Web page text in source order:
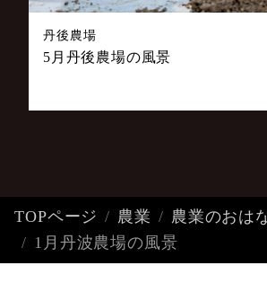
丹後農場
5月丹後農場の風景
TOPページ 農業
農業のおは
1月丹波農場の風景